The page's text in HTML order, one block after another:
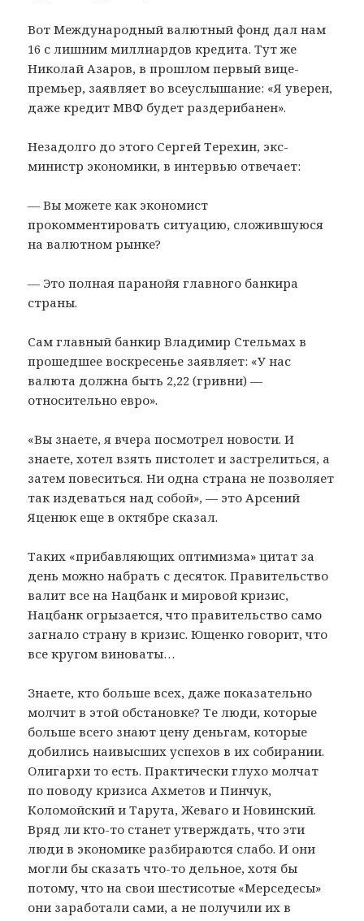
Вот Международный валютный фонд дал нам
16 с лишним миллиардов кредита. Тут же
Николай Азаров, в прошлом первый вице-
премьер, заявляет во всеуслышание: «Я уверен,
даже кредит МВФ будет раздерибанен».
Незадолго до этого Сергей Терехин, экс-
министр экономики, в интервью отвечает:
— Вы можете как экономист
прокомментировать ситуацию, сложившуюся
на валютном рынке?
— Это полная паранойя главного банкира
страны.
Сам главный банкир Владимир Стельмах в
прошедшее воскресенье заявляет: «У нас
валюта должна быть 2,22 (гривни) —
относительно евро».
«Вы знаете, я вчера посмотрел новости. И
знаете, хотел взять пистолет и застрелиться, а
затем повеситься. Ни одна страна не позволяет
так издеваться над собой», — это Арсений
Яценюк еще в октябре сказал.
Таких «прибавляющих оптимизма» цитат за
день можно набрать с десяток. Правительство
валит все на Нацбанк и мировой кризис,
Нацбанк огрызается, что правительство само
загнало страну в кризис. Ющенко говорит, что
все кругом виноваты…
Знаете, кто больше всех, даже показательно
молчит в этой обстановке? Те люди, которые
больше всего знают цену деньгам, которые
добились наивысших успехов в их собирании.
Олигархи то есть. Практически глухо молчат
по поводу кризиса Ахметов и Пинчук,
Коломойский и Тарута, Жеваго и Новинский.
Вряд ли кто-то станет утверждать, что эти
люди в экономике разбираются слабо. И они
могли бы сказать что-то дельное, хотя бы
потому, что на свои шестисотые «Мерседесы»
они заработали сами, а не получили их в